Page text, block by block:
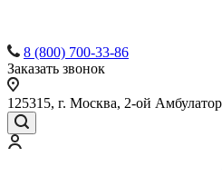
8 (800) 700-33-86
Заказать звонок
125315, г. Москва, 2-ой